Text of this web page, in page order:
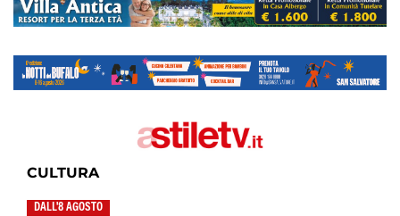
CULTURA
DALL'8 AGOSTO